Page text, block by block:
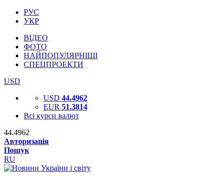
РУС
УКР
ВІДЕО
ФОТО
НАЙПОПУЛЯРНІШІ
СПЕЦПРОЕКТИ
USD
USD 44.4962
EUR 51.3814
Всі курси валют
44.4962
Авторизація
Пошук
RU